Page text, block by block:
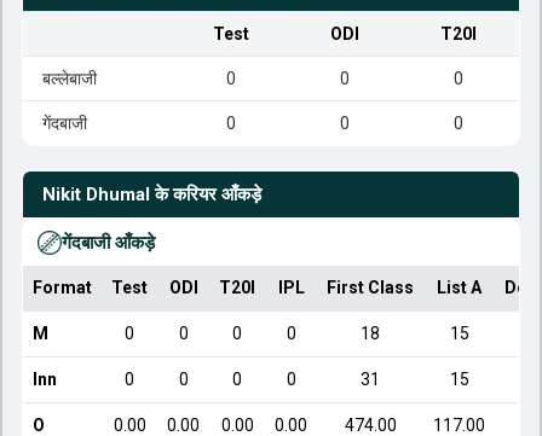
Test ODI T20I
बल्लेबाजी 0 0 0
गेंदबाजी 0 0 0
Nikit Dhumal के करियर आँकड़े
गेंदबाजी आँकड़े
Format Test ODI T20I IPL First Class List A
M 0 0 0 0 18 15
Inn 0 0 0 0 31 15
O 0.00 0.00 0.00 0.00 474.00 117.00